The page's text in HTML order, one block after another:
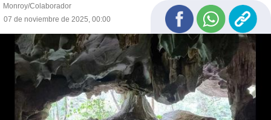
Monroy/Colaborador
07 de noviembre de 2025, 00:00